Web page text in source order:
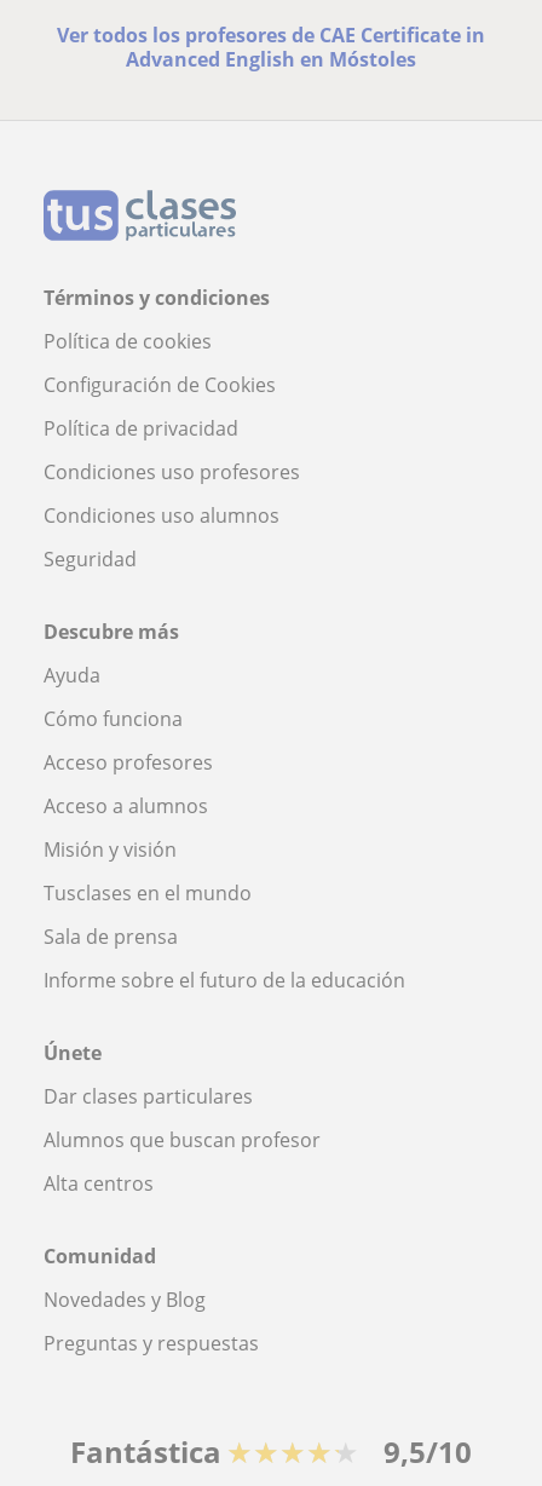
Ver todos los profesores de CAE Certificate in
Advanced English en Móstoles
Términos y condiciones
Política de cookies
Configuración de Cookies
Política de privacidad
Condiciones uso profesores
Condiciones uso alumnos
Seguridad
Descubre más
Ayuda
Cómo funciona
Acceso profesores
Acceso a alumnos
Misión y visión
Tusclases en el mundo
Sala de prensa
Informe sobre el futuro de la educación
Únete
Dar clases particulares
Alumnos que buscan profesor
Alta centros
Comunidad
Novedades y Blog
Preguntas y respuestas
Fantástica ★★★★★ 9,5/10